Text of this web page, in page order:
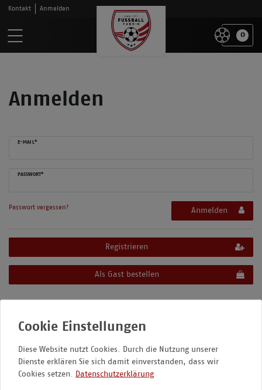
Kontakt Anmelden
0
Anmelden
E-MAIL*
PASSWORT*
Passwort vergessen? Anmelden
Registrieren
Als Gast bestellen
Newsletter abonnieren
Abonniere unseren Newsletter und erhalte in regelmäßigen
Diese Website nutzt Cookies. Durch die Nutzung unserer
Dienste erklären Sie sich damit einverstanden, dass wir
Cookies setzen. Datenschutzerklärung